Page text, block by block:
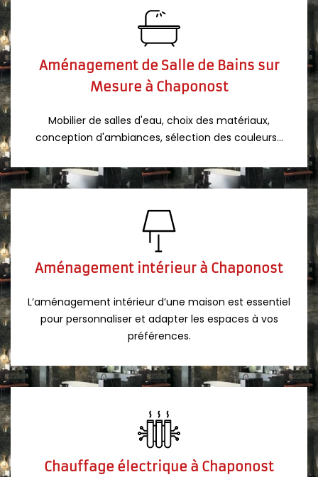
Aménagement de Salle de Bains sur
Mesure à Chaponost
Mobilier de salles d'eau, choix des matériaux,
conception d'ambiances, sélection des couleurs...
Aménagement intérieur à Chaponost
L’aménagement intérieur d’une maison est essentiel
pour personnaliser et adapter les espaces à vos
préférences.
Chauffage électrique à Chaponost